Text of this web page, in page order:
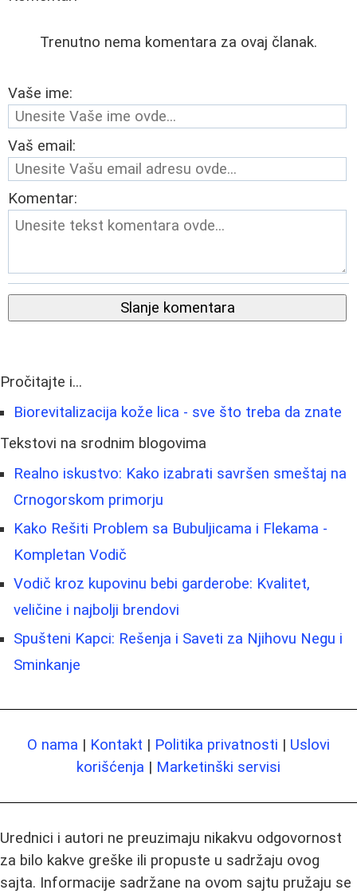
Trenutno nema komentara za ovaj članak.
Vaše ime:
Vaš email:
Komentar:
Slanje komentara
Pročitajte i...
Biorevitalizacija kože lica - sve što treba da znate
Tekstovi na srodnim blogovima
Realno iskustvo: Kako izabrati savršen smeštaj na
Crnogorskom primorju
Kako Rešiti Problem sa Bubuljicama i Flekama -
Kompletan Vodič
Vodič kroz kupovinu bebi garderobe: Kvalitet,
veličine i najbolji brendovi
Spušteni Kapci: Rešenja i Saveti za Njihovu Negu i
Sminkanje
O nama | Kontakt | Politika privatnosti | Uslovi
korišćenja | Marketinški servisi
Urednici i autori ne preuzimaju nikakvu odgovornost
za bilo kakve greške ili propuste u sadržaju ovog
sajta. Informacije sadržane na ovom sajtu pružaju se